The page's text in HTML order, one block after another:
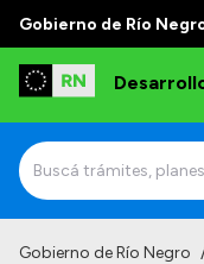
Gobierno de Río
Gobierno de Río Negro